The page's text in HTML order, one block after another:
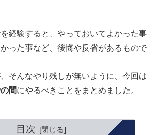
経験すると、やっておいてよかった事
った事など、後悔や反省があるもので
そんなやり残しが無いように、今回は
間にやるべきことをまとめました。
目次